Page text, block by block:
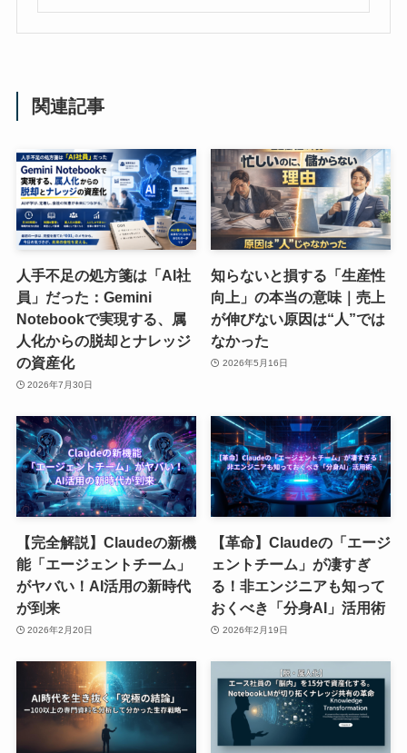
関連記事
人手不足の処方箋は「AI社
員」だった：Gemini
Notebookで実現する、属
人化からの脱却とナレッジ
の資産化
2026年7月30日
知らないと損する「生産性
向上」の本当の意味｜売上
が伸びない原因は“人”では
なかった
2026年5月16日
【完全解説】Claudeの新機
能「エージェントチーム」
がヤバい！AI活用の新時代
が到来
2026年2月20日
【革命】Claudeの「エージ
ェントチーム」が凄すぎ
る！非エンジニアも知って
おくべき「分身AI」活用術
2026年2月19日